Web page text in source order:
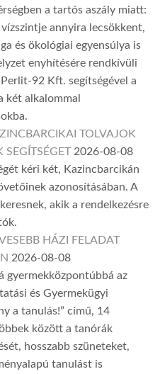
a tartós aszály miatt:
annyira lecsökkent,
és ökológiai egyensúlya is
enyhítésére rendkívüli
92 Kft. segítségével a
két alkalommal
TOLVAJOK
2026-08-08
kéri két, Kazincbarcikán
azonosításában. A
akik a rendelkezésre
HÁZI FELADAT
2026-08-08
gyermekközpontúbbá az
és Gyermekügyi
a tanulás!” című, 14
között a tanórák
hosszabb szüneteket,
tanulást is